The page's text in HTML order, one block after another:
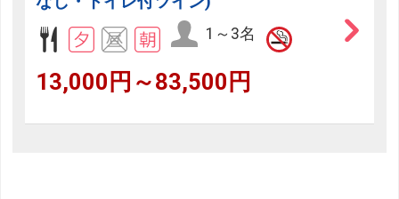
1～3名
13,000円～83,500円